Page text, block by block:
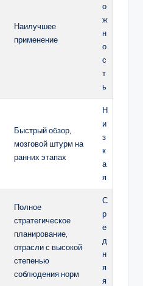
Наилучшее
применение
о
ж
н
о
с
т
ь
Быстрый обзор,
мозговой штурм на
ранних этапах
Н
и
з
к
а
я
Полное
стратегическое
планирование,
отрасли с высокой
степенью
соблюдения норм
С
р
е
д
н
я
я